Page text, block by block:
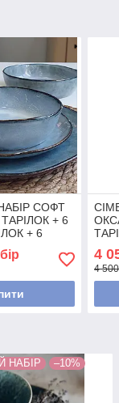
СОФТ
+ 6
+ 6
4
4
НАБІР –10%